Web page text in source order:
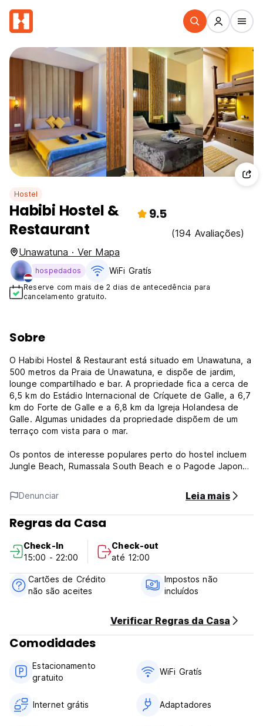
Hostel
Habibi Hostel &
Restaurant
9.5
(194 Avaliações)
Unawatuna · Ver Mapa
hospedados WiFi Gratís
Reserve com mais de 2 dias de antecedência para
cancelamento gratuito.
Sobre
O Habibi Hostel & Restaurant está situado em Unawatuna, a
500 metros da Praia de Unawatuna, e dispõe de jardim,
lounge compartilhado e bar. A propriedade fica a cerca de
6,5 km do Estádio Internacional de Críquete de Galle, a 6,7 ​​
km do Forte de Galle e a 6,8 km da Igreja Holandesa de
Galle. Algumas unidades da propriedade dispõem de um
terraço com vista para o mar.
Os pontos de interesse populares perto do hostel incluem
Jungle Beach, Rumassala South Beach e o Pagode Japonês
Koggala, a 10 km do Habibi Hostel & Restaurant.
***Políticas de Propriedade***
Política de cancelamento: 1 dia antes da chegada. Em caso
primeira noite da sua estadia.
Check-in das 15h00 às 23h00.
Check-out das 10h00 às 12h00.
Pagamento na chegada em dinheiro.
Impostos não incluídos - 3,00%
Sem toque de recolher. (Auto-translated from original
Denunciar Leia mais
Regras da Casa
Check-In
15:00 - 22:00
Check-out
até 12:00
Cartões de Crédito
não são aceites
Impostos não
incluídos
Verificar Regras da Casa
Comodidades
Estacionamento
gratuito
WiFi Gratís
Internet grátis Adaptadores